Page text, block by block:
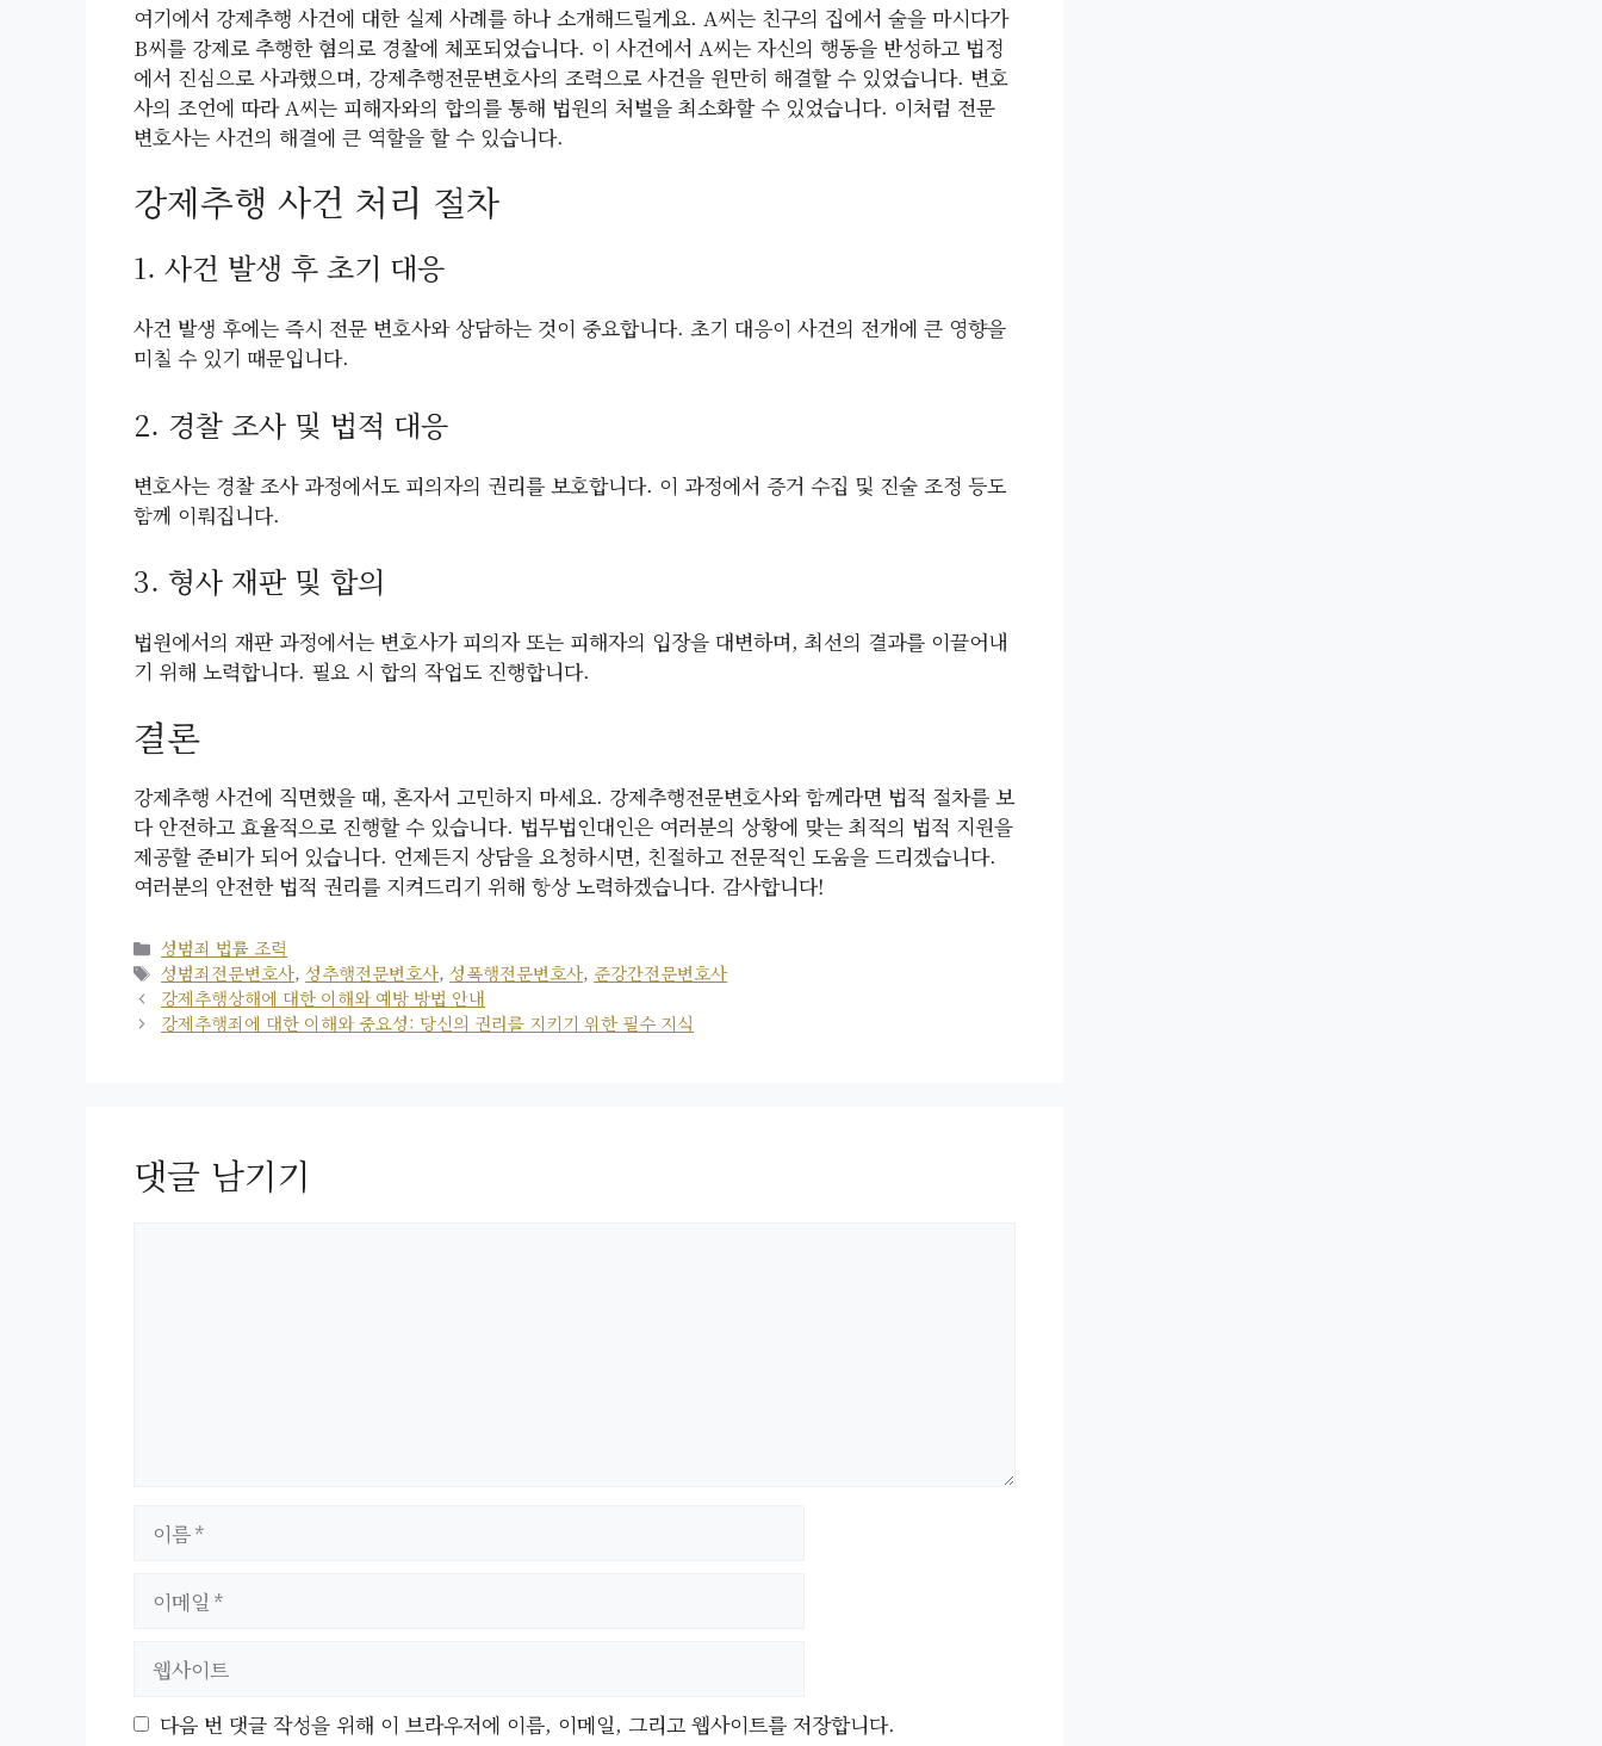
여기에서 강제추행 사건에 대한 실제 사례를 하나 소개해드릴게요. A씨는 친구의 집에서 술을 마시다가
B씨를 강제로 추행한 혐의로 경찰에 체포되었습니다. 이 사건에서 A씨는 자신의 행동을 반성하고 법정
에서 진심으로 사과했으며, 강제추행전문변호사의 조력으로 사건을 원만히 해결할 수 있었습니다. 변호
사의 조언에 따라 A씨는 피해자와의 합의를 통해 법원의 처벌을 최소화할 수 있었습니다. 이처럼 전문
변호사는 사건의 해결에 큰 역할을 할 수 있습니다.
강제추행 사건 처리 절차
1. 사건 발생 후 초기 대응
사건 발생 후에는 즉시 전문 변호사와 상담하는 것이 중요합니다. 초기 대응이 사건의 전개에 큰 영향을
미칠 수 있기 때문입니다.
2. 경찰 조사 및 법적 대응
변호사는 경찰 조사 과정에서도 피의자의 권리를 보호합니다. 이 과정에서 증거 수집 및 진술 조정 등도
함께 이뤄집니다.
3. 형사 재판 및 합의
법원에서의 재판 과정에서는 변호사가 피의자 또는 피해자의 입장을 대변하며, 최선의 결과를 이끌어내
기 위해 노력합니다. 필요 시 합의 작업도 진행합니다.
결론
강제추행 사건에 직면했을 때, 혼자서 고민하지 마세요. 강제추행전문변호사와 함께라면 법적 절차를 보
다 안전하고 효율적으로 진행할 수 있습니다. 법무법인대인은 여러분의 상황에 맞는 최적의 법적 지원을
제공할 준비가 되어 있습니다. 언제든지 상담을 요청하시면, 친절하고 전문적인 도움을 드리겠습니다.
여러분의 안전한 법적 권리를 지켜드리기 위해 항상 노력하겠습니다. 감사합니다!
카
테
고
리
성범죄 법률 조력
태
그
성범죄전문변호사,성추행전문변호사,성폭행전문변호사, 준강간전문변호사
강제추행상해에 대한 이해와 예방 방법 안내
강제추행죄에 대한 이해와 중요성: 당신의 권리를 지키기 위한 필수 지식
댓글 남기기
이 다음 번 댓글 작성을 위해 이 브라우저에 이름, 이메일, 그리고 웹사이트를 저장합니다.